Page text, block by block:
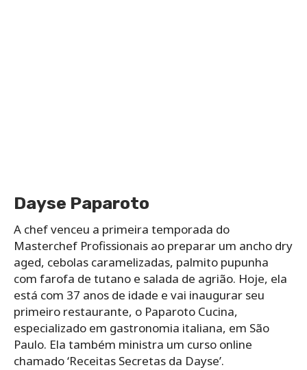
Dayse Paparoto
A chef venceu a primeira temporada do
Masterchef Profissionais ao preparar um ancho dry
aged, cebolas caramelizadas, palmito pupunha
com farofa de tutano e salada de agrião. Hoje, ela
está com 37 anos de idade e vai inaugurar seu
primeiro restaurante, o Paparoto Cucina,
especializado em gastronomia italiana, em São
Paulo. Ela também ministra um curso online
chamado ‘Receitas Secretas da Dayse’.